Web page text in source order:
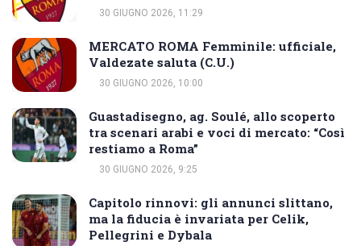
30 GIUGNO 2026, 11:29
MERCATO ROMA Femminile: ufficiale,
Valdezate saluta (C.U.)
30 GIUGNO 2026, 10:00
Guastadisegno, ag. Soulé, allo scoperto
tra scenari arabi e voci di mercato: “Così
restiamo a Roma”
30 GIUGNO 2026, 9:25
Capitolo rinnovi: gli annunci slittano,
ma la fiducia è invariata per Celik,
Pellegrini e Dybala